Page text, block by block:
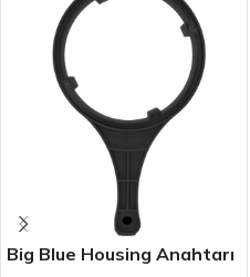
Big Blue Housing Anahtarı